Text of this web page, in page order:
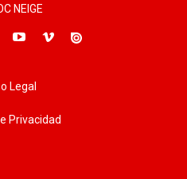
NEIGE
Legal
Privacidad